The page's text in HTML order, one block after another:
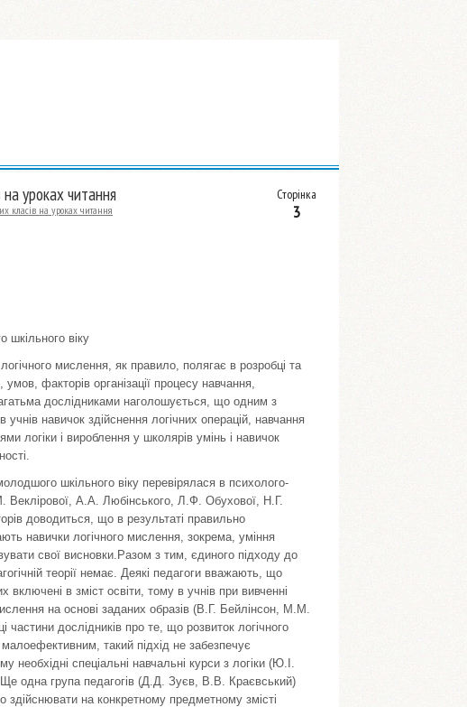
Сторінка
3
на уроках читання
класів на уроках читання
шкільного віку
мислення, як правило, полягає в розробці та
факторів організації процесу навчання,
дослідниками наголошується, що одним з
навичок здійснення логічних операцій, навчання
логіки і вироблення у школярів умінь і навичок
шкільного віку перевірялася в психолого-
А.А. Любінського, Л.Ф. Обухової, Н.Г.
доводиться, що в результаті правильно
навички логічного мислення, зокрема, уміння
свої висновки.Разом з тим, єдиного підходу до
теорії немає. Деякі педагоги вважають, що
в зміст освіти, тому в учнів при вивченні
на основі заданих образів (В.Г. Бейлінсон, М.М.
дослідників про те, що розвиток логічного
такий підхід не забезпечує
необхідні спеціальні навчальні курси з логіки (Ю.І.
одна група педагогів (Д.Д. Зуєв, В.В. Краєвський)
здійснювати на конкретному предметному змісті